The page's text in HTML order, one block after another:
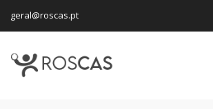
geral@roscas.pt